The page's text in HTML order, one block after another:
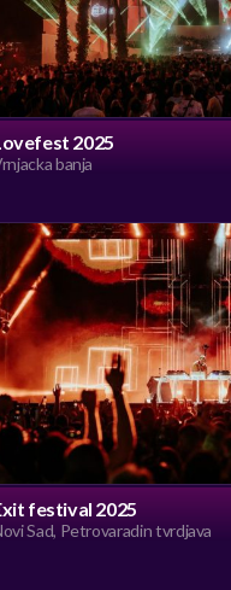
2025
banja
festival 2025
Sad, Petrovaradin tvrdjava